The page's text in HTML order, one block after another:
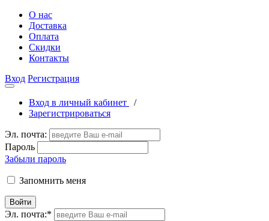
О нас
Доставка
Оплата
Скидки
Контакты
Вход Регистрация
Вход в личный кабинет
/
Зарегистрироваться
Эл. почта:
Пароль
Забыли пароль
Запомнить меня
Войти
Эл. почта:*